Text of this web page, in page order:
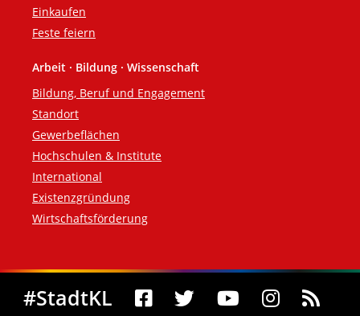
Einkaufen
Feste feiern
Arbeit · Bildung · Wissenschaft
Bildung, Beruf und Engagement
Standort
Gewerbeflächen
Hochschulen & Institute
International
Existenzgründung
Wirtschaftsförderung
Social Media
#StadtKL